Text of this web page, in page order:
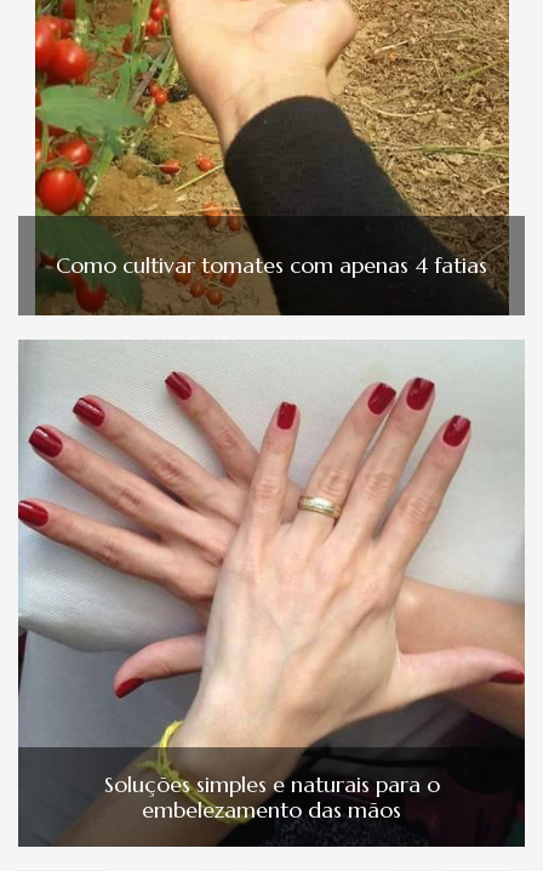
Como cultivar tomates com apenas 4 fatias
Soluções simples e naturais para o
embelezamento das mãos